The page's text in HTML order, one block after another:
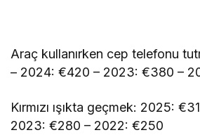
Araç kullanırken cep telefonu
– 2024: €420 – 2023: €380 –
Kırmızı ışıkta geçmek: 2025:
2023: €280 – 2022: €250